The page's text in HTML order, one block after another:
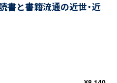
書と書籍流通の近世・近